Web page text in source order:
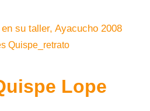
Quispe_retrato
Lope